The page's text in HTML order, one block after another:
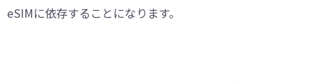
eSIMに依存することになります。